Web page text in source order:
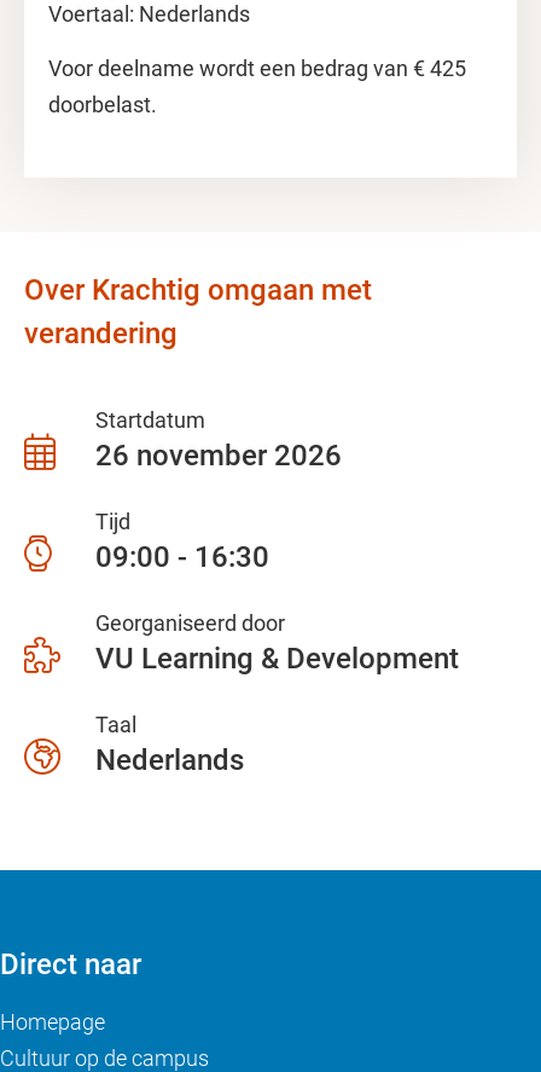
Voertaal: Nederlands
Voor deelname wordt een bedrag van € 425
doorbelast.
Over Krachtig omgaan met
verandering
Startdatum
26 november 2026
Tijd
09:00 - 16:30
Georganiseerd door
VU Learning & Development
Taal
Nederlands
Direct naar
Homepage
Cultuur op de campus